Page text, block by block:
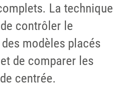
La technique
contrôler le
modèles placés
de comparer les
centrée.